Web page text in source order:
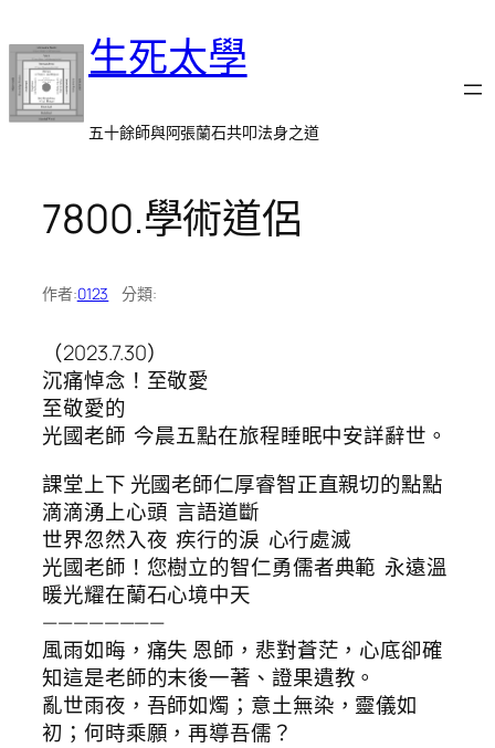
至
主
要
內
生死太學
五十餘師與阿張蘭石共叩法身之道
7800.學術道侶
作者:0123 分類:
（2023.7.30）
沉痛悼念！至敬愛
至敬愛的
光國老師 今晨五點在旅程睡眠中安詳辭世。
課堂上下 光國老師仁厚睿智正直親切的點點
滴滴湧上心頭 言語道斷
世界忽然入夜 疾行的淚 心行處滅
光國老師！您樹立的智仁勇儒者典範 永遠溫
暖光耀在蘭石心境中天
————————
風雨如晦，痛失 恩師，悲對蒼茫，心底卻確
知這是老師的末後一著、證果遺教。
亂世雨夜，吾師如燭；意土無染，靈儀如
初；何時乘願，再導吾儒？